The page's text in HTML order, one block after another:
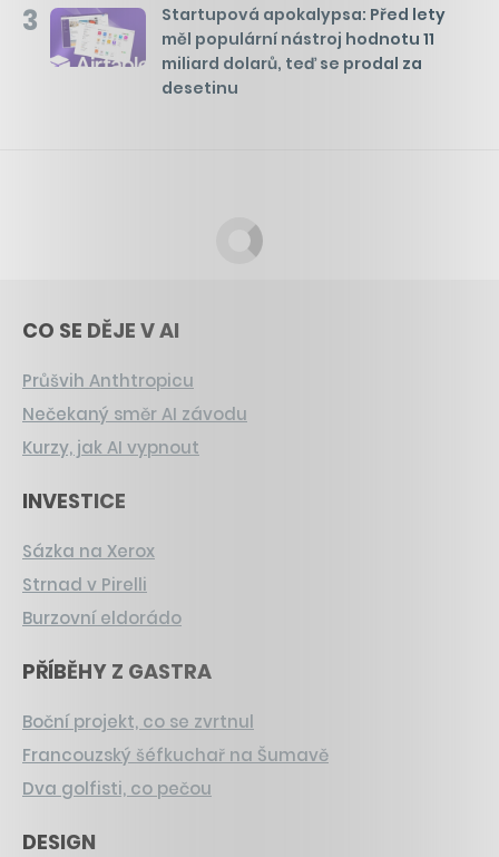
3
Startupová apokalypsa: Před lety
měl populární nástroj hodnotu 11
miliard dolarů, teď se prodal za
desetinu
CO SE DĚJE V AI
Průšvih Anthtropicu
Nečekaný směr AI závodu
Kurzy, jak AI vypnout
INVESTICE
Sázka na Xerox
Strnad v Pirelli
Burzovní eldorádo
PŘÍBĚHY Z GASTRA
Boční projekt, co se zvrtnul
Francouzský šéfkuchař na Šumavě
Dva golfisti, co pečou
DESIGN